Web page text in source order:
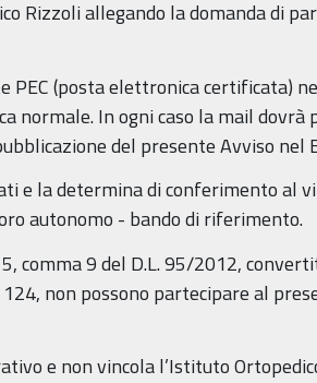
Rizzoli allegando la domanda di
(posta elettronica certificata)
normale. In ogni caso la mail
del presente Avviso
e la determina di conferimento
autonomo - bando di riferimento.
comma 9 del D.L. 95/2012,
non possono partecipare al
e non vincola l’Istituto